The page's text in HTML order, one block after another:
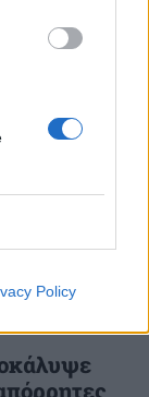
Policy